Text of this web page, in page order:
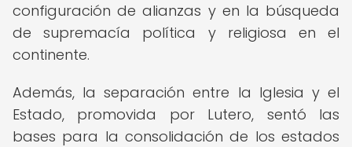
configuración de alianzas y en la búsqueda
de supremacía política y religiosa en el
continente.
Además, la separación entre la Iglesia y el
Estado, promovida por Lutero, sentó las
bases para la consolidación de los estados